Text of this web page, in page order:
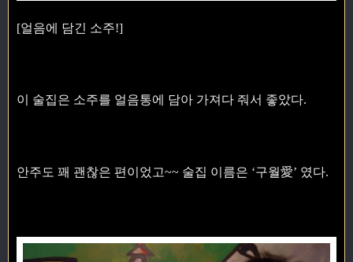
[얼음에 담긴 소주!]
이 술집은 소주를 얼음통에 담아 가져다 줘서 좋았다.
안주도 꽤 괜찮은 편이었고~~ 술집 이름은 ‘구월愛’ 였다.